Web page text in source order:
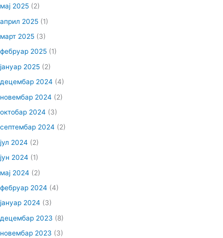
мај 2025 (2)
април 2025 (1)
март 2025 (3)
фебруар 2025 (1)
јануар 2025 (2)
децембар 2024 (4)
новембар 2024 (2)
октобар 2024 (3)
септембар 2024 (2)
јул 2024 (2)
јун 2024 (1)
мај 2024 (2)
фебруар 2024 (4)
јануар 2024 (3)
децембар 2023 (8)
новембар 2023 (3)